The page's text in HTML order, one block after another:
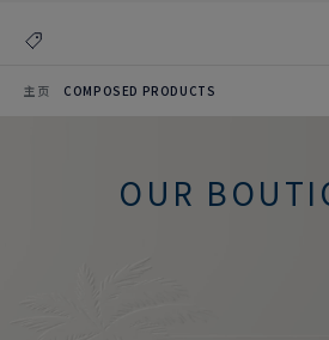
主页 COMPOSED PRODUCTS
OUR